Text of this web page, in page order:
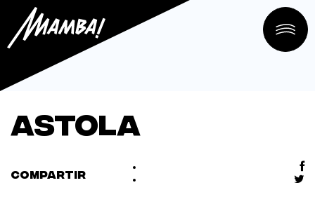
Astola
COMPARTIR